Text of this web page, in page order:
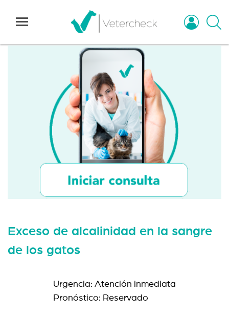
Exceso de alcalinidad en la sangre
de los gatos
Urgencia: Atención inmediata
Pronóstico: Reservado